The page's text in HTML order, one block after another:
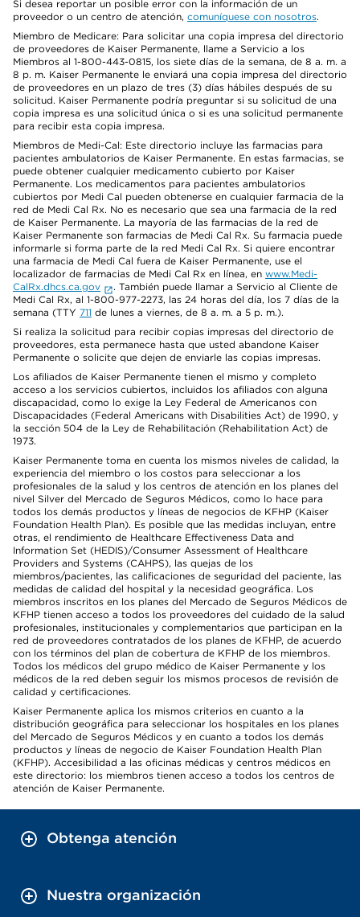
Si desea reportar un posible error con la información de un
proveedor o un centro de atención, comuníquese con nosotros.
Miembro de Medicare: Para solicitar una copia impresa del directorio
de proveedores de Kaiser Permanente, llame a Servicio a los
Miembros al 1-800-443-0815, los siete días de la semana, de 8 a. m. a
8 p. m. Kaiser Permanente le enviará una copia impresa del directorio
de proveedores en un plazo de tres (3) días hábiles después de su
solicitud. Kaiser Permanente podría preguntar si su solicitud de una
copia impresa es una solicitud única o si es una solicitud permanente
para recibir esta copia impresa.
Miembros de Medi-Cal: Este directorio incluye las farmacias para
pacientes ambulatorios de Kaiser Permanente. En estas farmacias, se
puede obtener cualquier medicamento cubierto por Kaiser
Permanente. Los medicamentos para pacientes ambulatorios
cubiertos por Medi Cal pueden obtenerse en cualquier farmacia de la
red de Medi Cal Rx. No es necesario que sea una farmacia de la red
de Kaiser Permanente. La mayoría de las farmacias de la red de
Kaiser Permanente son farmacias de Medi Cal Rx. Su farmacia puede
informarle si forma parte de la red Medi Cal Rx. Si quiere encontrar
una farmacia de Medi Cal fuera de Kaiser Permanente, use el
localizador de farmacias de Medi Cal Rx en línea, en www.Medi-
CalRx.dhcs.ca.gov
. También puede llamar a Servicio al Cliente de
Medi Cal Rx, al 1-800-977-2273, las 24 horas del día, los 7 días de la
semana (TTY 711 de lunes a viernes, de 8 a. m. a 5 p. m.).
Si realiza la solicitud para recibir copias impresas del directorio de
proveedores, esta permanece hasta que usted abandone Kaiser
Permanente o solicite que dejen de enviarle las copias impresas.
Los afiliados de Kaiser Permanente tienen el mismo y completo
acceso a los servicios cubiertos, incluidos los afiliados con alguna
discapacidad, como lo exige la Ley Federal de Americanos con
Discapacidades (Federal Americans with Disabilities Act) de 1990, y
la sección 504 de la Ley de Rehabilitación (Rehabilitation Act) de
1973.
Kaiser Permanente toma en cuenta los mismos niveles de calidad, la
experiencia del miembro o los costos para seleccionar a los
profesionales de la salud y los centros de atención en los planes del
nivel Silver del Mercado de Seguros Médicos, como lo hace para
todos los demás productos y líneas de negocios de KFHP (Kaiser
Foundation Health Plan). Es posible que las medidas incluyan, entre
otras, el rendimiento de Healthcare Effectiveness Data and
Information Set (HEDIS)/Consumer Assessment of Healthcare
Providers and Systems (CAHPS), las quejas de los
miembros/pacientes, las calificaciones de seguridad del paciente, las
medidas de calidad del hospital y la necesidad geográfica. Los
miembros inscritos en los planes del Mercado de Seguros Médicos de
KFHP tienen acceso a todos los proveedores del cuidado de la salud
profesionales, institucionales y complementarios que participan en la
red de proveedores contratados de los planes de KFHP, de acuerdo
con los términos del plan de cobertura de KFHP de los miembros.
Todos los médicos del grupo médico de Kaiser Permanente y los
médicos de la red deben seguir los mismos procesos de revisión de
calidad y certificaciones.
Kaiser Permanente aplica los mismos criterios en cuanto a la
distribución geográfica para seleccionar los hospitales en los planes
del Mercado de Seguros Médicos y en cuanto a todos los demás
productos y líneas de negocio de Kaiser Foundation Health Plan
(KFHP). Accesibilidad a las oficinas médicas y centros médicos en
este directorio: los miembros tienen acceso a todos los centros de
atención de Kaiser Permanente.
Obtenga atención
Nuestra organización